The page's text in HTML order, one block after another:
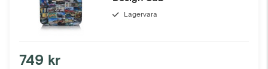
Lagervara
749 kr